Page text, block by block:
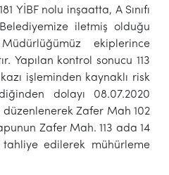
YİBF nolu inşaatta, A Sınıfı
iletmiş olduğu
ekiplerince
Yapılan kontrol sonucu 113
işleminden kaynaklı risk
dolayı 08.07.2020
düzenlenerek Zafer Mah 102
Zafer Mah. 113 ada 14
tahliye edilerek mühürleme